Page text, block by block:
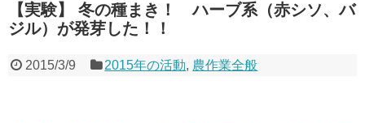
【実験】 冬の種まき！ ハーブ系（赤シソ、バ
ジル）が発芽した！！
2015/3/9 2015年の活動, 農作業全般